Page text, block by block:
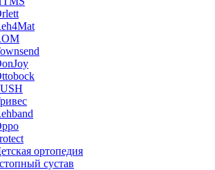
ортопедия
сустав